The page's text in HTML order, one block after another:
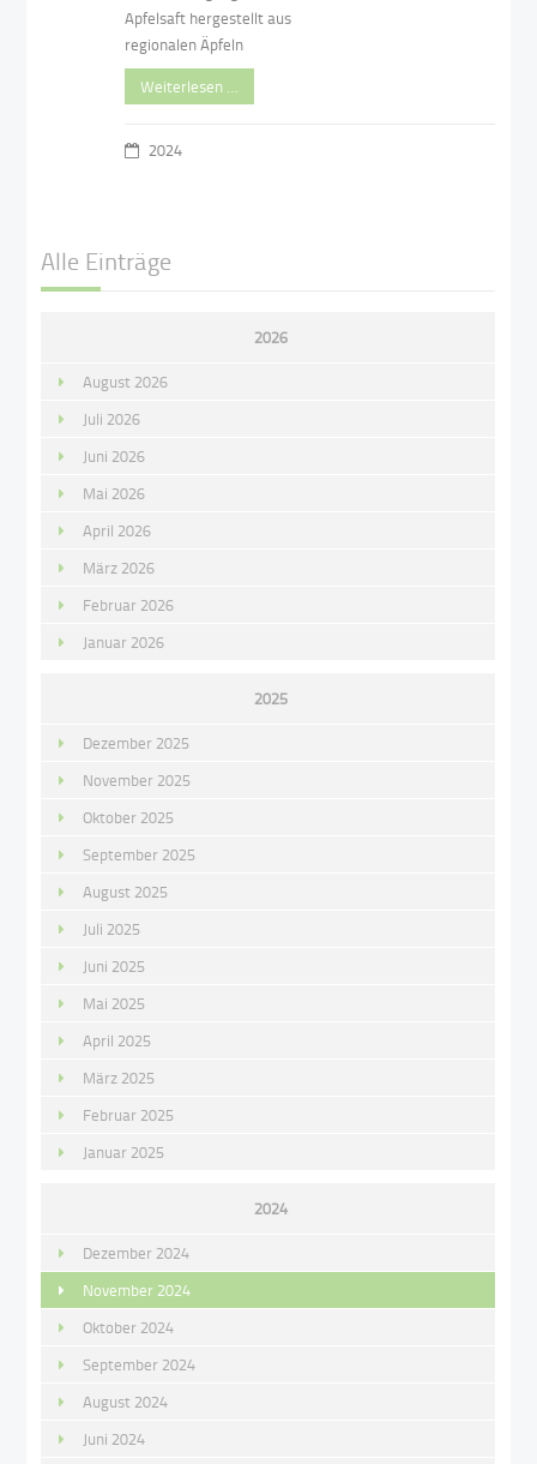
Apfelsaft hergestellt aus
regionalen Äpfeln
Weiterlesen …
2024
Alle Einträge
2026
August 2026
Juli 2026
Juni 2026
Mai 2026
April 2026
März 2026
Februar 2026
Januar 2026
2025
Dezember 2025
November 2025
Oktober 2025
September 2025
August 2025
Juli 2025
Juni 2025
Mai 2025
April 2025
März 2025
Februar 2025
Januar 2025
2024
Dezember 2024
November 2024
Oktober 2024
September 2024
August 2024
Juni 2024